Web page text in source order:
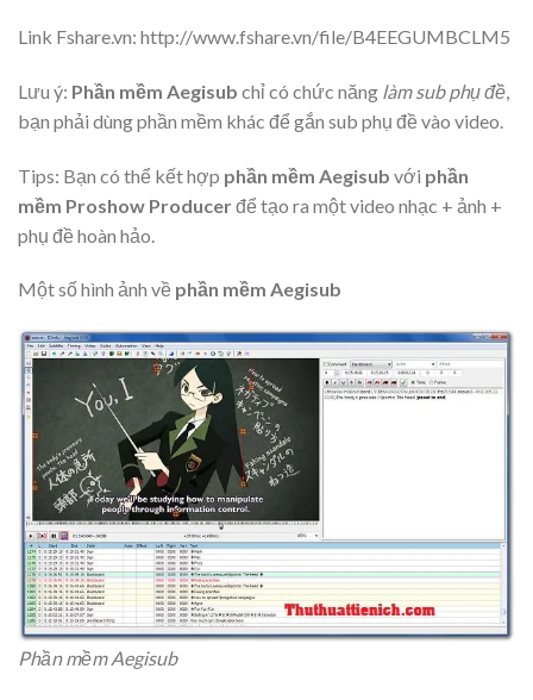
Link Fshare.vn: http://www.fshare.vn/file/B4EEGUMBCLM5
Lưu ý: Phần mềm Aegisub chỉ có chức năng làm sub phụ đề
bạn phải dùng phần mềm khác để gắn sub phụ đề vào video.
Tips: Bạn có thể kết hợp phần mềm Aegisub với phần
mềm Proshow Producerđể tạo ra một video nhạc + ảnh +
phụ đề hoàn hảo.
Một số hình ảnh về phần mềm Aegisub
Phần mềm Aegisub